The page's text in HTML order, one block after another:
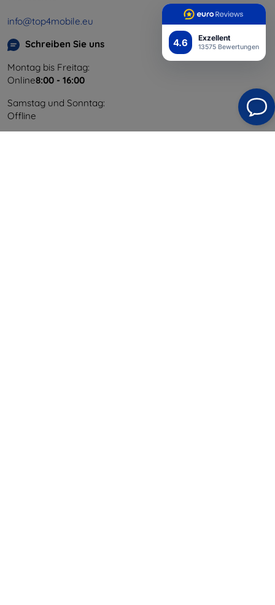
4.6 Exzellent
13575 Bewertungen
info@top4mobile.eu
Schreiben Sie uns
Montag bis Freitag:
Online8:00 - 16:00
Samstag und Sonntag:
Offline